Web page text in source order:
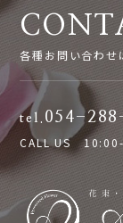
ビ
ゲ
ー
シ
各種お問い合わせ
tel. 054-
CALL US